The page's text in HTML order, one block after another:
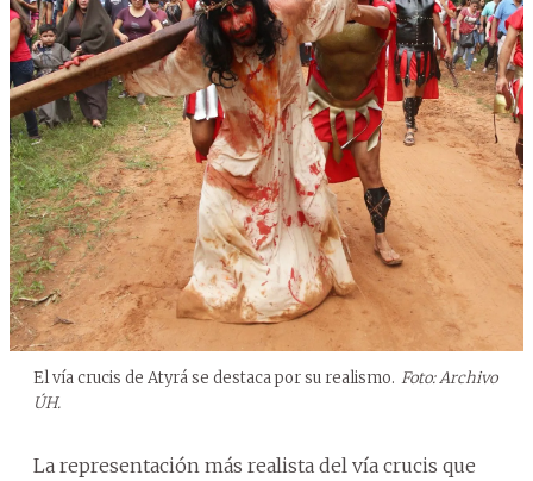
El vía crucis de Atyrá se destaca por su realismo. Foto: Archivo
ÚH.
La representación más realista del vía crucis que